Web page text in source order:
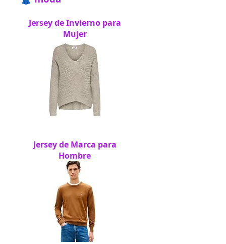
Jersey de Invierno para
Mujer
Jersey de Marca para
Hombre